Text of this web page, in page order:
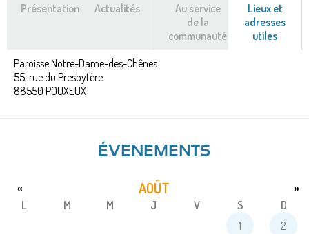
Présentation Actualités
Au service
de la
communauté
Lieux et
adresses
utiles
actif)
Paroisse Notre-Dame-des-Chênes
55, rue du Presbytère
88550 POUXEUX
ÉVENEMENTS
AOÛT
« »
L M M J V S
D
1
2